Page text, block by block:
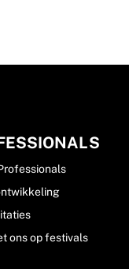
ons op festivals